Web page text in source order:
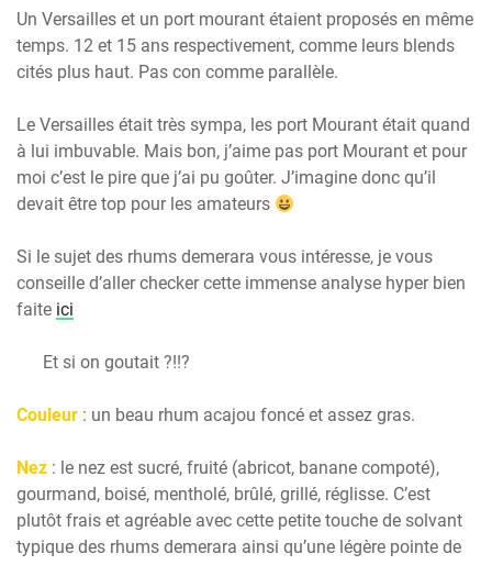
Un Versailles et un port mourant étaient proposés en même
temps. 12 et 15 ans respectivement, comme leurs blends
cités plus haut. Pas con comme parallèle.
Le Versailles était très sympa, les port Mourant était quand
à lui imbuvable. Mais bon, j’aime pas port Mourant et pour
moi c’est le pire que j’ai pu goûter. J’imagine donc qu’il
devait être top pour les amateurs
Si le sujet des rhums demerara vous intéresse, je vous
conseille d’aller checker cette immense analyse hyper bien
faite ici
Et si on goutait ?!!?
Couleur : un beau rhum acajou foncé et assez gras.
Nez : le nez est sucré, fruité (abricot, banane compoté),
gourmand, boisé, mentholé, brûlé, grillé, réglisse. C’est
plutôt frais et agréable avec cette petite touche de solvant
typique des rhums demerara ainsi qu’une légère pointe de